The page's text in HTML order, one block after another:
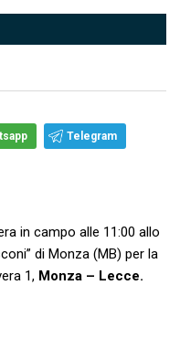
Telegram
in campo alle 11:00 allo
di Monza (MB) per la
1, Monza – Lecce.